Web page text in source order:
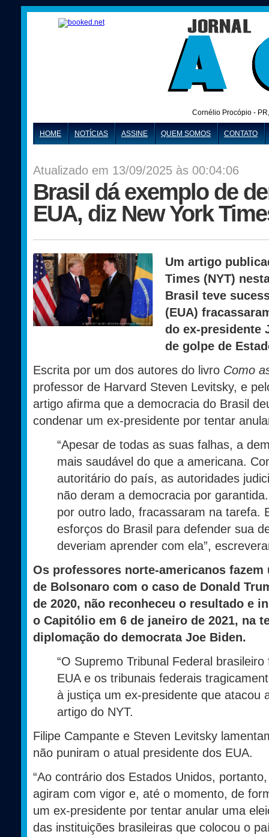
Cornélio Procópio -
HOME NOTÍCIAS ASSINE QUEM SOMOS CONTATO
Atualizado em 13/09/2025 às 00:04:06
Brasil dá exemplo de
EUA, diz New York
Um artigo
Times (NYT)
Brasil teve
(EUA)
do ex-presidente
de golpe de
Escrita por um dos autores do livro Como
professor de Harvard Steven Levitsky, e
artigo afirma que a democracia do Brasil
condenar um ex-presidente por tentar
“Apesar de todas as suas falhas, a
mais saudável do que a americana.
autoritário do país, as autoridades
não deram a democracia por
por outro lado, fracassaram na tarefa.
esforços do Brasil para defender sua
deveriam aprender com ela”,
Os professores norte-americanos
de Bolsonaro com o caso de Donald
de 2020, não reconheceu o resultado e
o Capitólio em 6 de janeiro de 2021, na
diplomação do democrata Joe Biden.
“O Supremo Tribunal Federal
EUA e os tribunais federais
à justiça um ex-presidente que atacou
artigo do NYT.
Filipe Campante e Steven Levitsky
não puniram o atual presidente dos EUA.
“Ao contrário dos Estados Unidos,
agiram com vigor e, até o momento, de
um ex-presidente por tentar anular uma
das instituições brasileiras que colocou o